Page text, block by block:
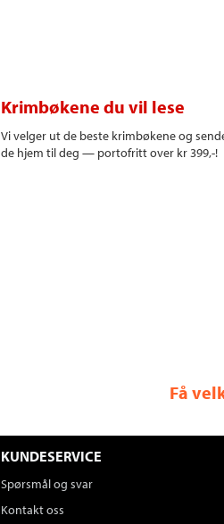
Krimbøkene du vil lese
Vi velger ut de beste krimbøkene og
de hjem til deg — portofritt over kr 399,-!
Få
KUNDESERVICE
Spørsmål og svar
Kontakt oss